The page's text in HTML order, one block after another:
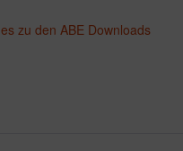
zu den ABE Downloads